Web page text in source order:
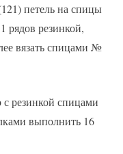
петель на спицы
рядов резинкой,
вязать спицами №
резинкой спицами
выполнить 16